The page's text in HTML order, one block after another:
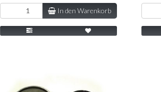
In den Warenkorb